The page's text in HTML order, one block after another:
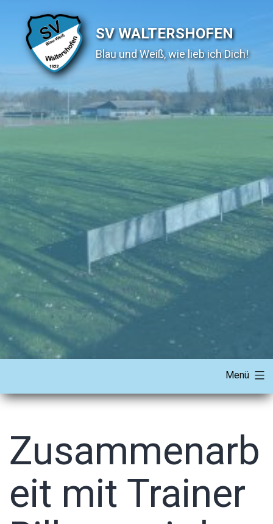
SV WALTERSHOFEN
Blau und Weiß, wie lieb ich Dich!
Menü
Zusammenarb
eit mit Trainer